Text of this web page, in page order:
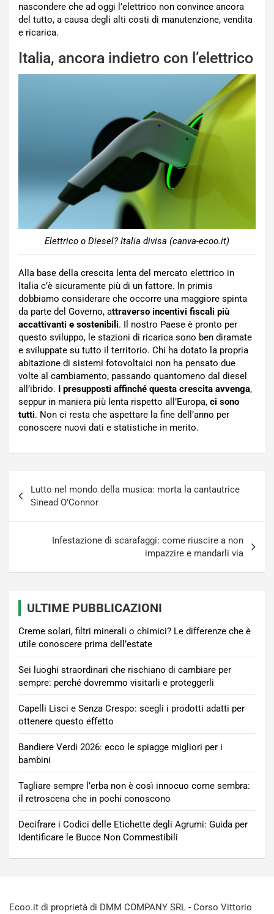
nascondere che ad oggi l’elettrico non convince ancora
del tutto, a causa degli alti costi di manutenzione, vendita
e ricarica.
Italia, ancora indietro con l’elettrico
Elettrico o Diesel? Italia divisa (canva-ecoo.it)
Alla base della crescita lenta del mercato elettrico in
Italia c’è sicuramente più di un fattore. In primis
dobbiamo considerare che occorre una maggiore spinta
da parte del Governo, attraverso incentivi fiscali più
accattivanti e sostenibili. Il nostro Paese è pronto per
questo sviluppo, le stazioni di ricarica sono ben diramate
e sviluppate su tutto il territorio. Chi ha dotato la propria
abitazione di sistemi fotovoltaici non ha pensato due
volte al cambiamento, passando quantomeno dal diesel
all’ibrido. I presupposti affinché questa crescita avvenga,
seppur in maniera più lenta rispetto all’Europa, ci sono
tutti. Non ci resta che aspettare la fine dell’anno per
conoscere nuovi dati e statistiche in merito.
articoli
Lutto nel mondo della musica: morta la cantautrice
Sinead O’Connor
Infestazione di scarafaggi: come riuscire a non
impazzire e mandarli via
ULTIME PUBBLICAZIONI
Creme solari, filtri minerali o chimici? Le differenze che è
utile conoscere prima dell’estate
Sei luoghi straordinari che rischiano di cambiare per
sempre: perché dovremmo visitarli e proteggerli
Capelli Lisci e Senza Crespo: scegli i prodotti adatti per
ottenere questo effetto
Bandiere Verdi 2026: ecco le spiagge migliori per i
bambini
Tagliare sempre l’erba non è così innocuo come sembra:
il retroscena che in pochi conoscono
Decifrare i Codici delle Etichette degli Agrumi: Guida per
Identificare le Bucce Non Commestibili
Ecoo.it di proprietà di DMM COMPANY SRL - Corso Vittorio